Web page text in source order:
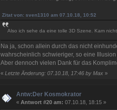
Zitat von: sven1310 am 07.10.18, 10:52
Also ich sehe da eine tolle 3D Szene. Kam
Na ja, schon allein durch das nicht
wahrscheinlich schwieriger, so eine
Aber dennoch vielen Dank für das
« Letzte Änderung: 07.10.18, 17:46 by Max»
Antw:Der Kosmokrator
« Antwort #20 am: 07.10.18, 18:15 »